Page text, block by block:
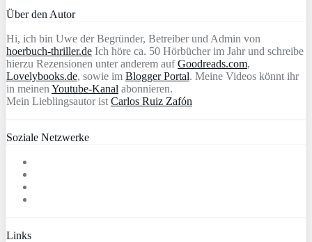
Über den Autor
Hi, ich bin Uwe der Begründer, Betreiber und Admin von
hoerbuch-thriller.de Ich höre ca. 50 Hörbücher im Jahr und schreibe
hierzu Rezensionen unter anderem aufGoodreads.com,
Lovelybooks.de, sowie im Blogger Portal. Meine Videos könnt ihr
in meinen Youtube-Kanal abonnieren.
Mein Lieblingsautor ist Carlos Ruiz Zafón
Soziale Netzwerke
Links